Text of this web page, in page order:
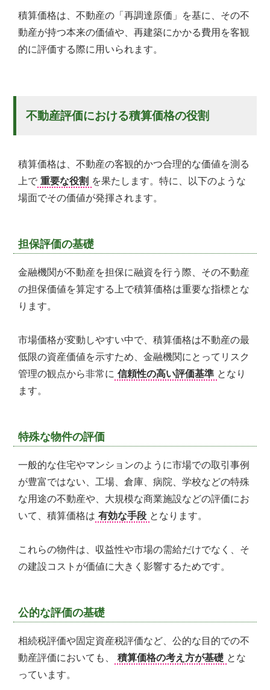
豊
富
な
ス
身
に
り、
様
に
よ
良
い
ン
ニ
ン
を
供
す
と
を
約
致
ま
積算価格は、不動産の「再調達原価」を基に、その不
動産が持つ本来の価値や、再建築にかかる費用を客観
的に評価する際に用いられます。
不動産評価における積算価格の役割
積算価格は、不動産の客観的かつ合理的な価値を測る
上で 重要な役割 を果たします。特に、以下のような
場面でその価値が発揮されます。
担保評価の基礎
金融機関が不動産を担保に融資を行う際、その不動産
の担保価値を算定する上で積算価格は重要な指標とな
ります。
市場価格が変動しやすい中で、積算価格は不動産の最
低限の資産価値を示すため、金融機関にとってリスク
管理の観点から非常に 信頼性の高い評価基準 となり
ます。
特殊な物件の評価
一般的な住宅やマンションのように市場での取引事例
が豊富ではない、工場、倉庫、病院、学校などの特殊
な用途の不動産や、大規模な商業施設などの評価にお
いて、積算価格は 有効な手段 となります。
これらの物件は、収益性や市場の需給だけでなく、そ
の建設コストが価値に大きく影響するためです。
公的な評価の基礎
相続税評価や固定資産税評価など、公的な目的での不
動産評価においても、
積算価格の考え方が基礎 とな
っています。